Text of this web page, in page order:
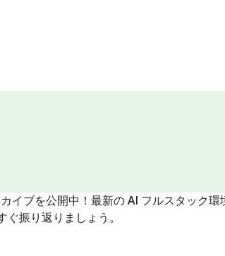
イブを公開中！最新の AI フルスタック
ぐ振り返りましょう。